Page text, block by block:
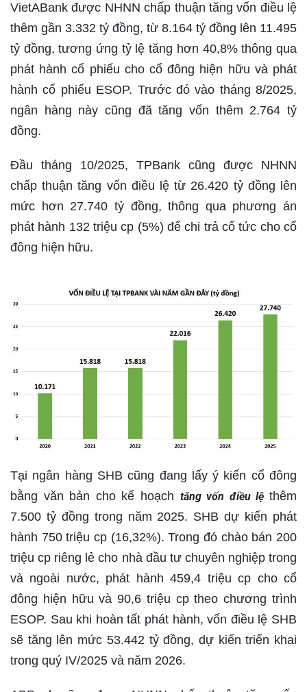
VietABank được NHNN chấp thuận tăng vốn điều lệ
thêm gần 3.332 tỷ đồng, từ 8.164 tỷ đồng lên 11.495
tỷ đồng, tương ứng tỷ lệ tăng hơn 40,8% thông qua
phát hành cổ phiếu cho cổ đông hiện hữu và phát
hành cổ phiếu ESOP. Trước đó vào tháng 8/2025,
ngân hàng này cũng đã tăng vốn thêm 2.764 tỷ
đồng.
Đầu tháng 10/2025, TPBank cũng được NHNN
chấp thuận tăng vốn điều lệ từ 26.420 tỷ đồng lên
mức hơn 27.740 tỷ đồng, thông qua phương án
phát hành 132 triệu cp (5%) để chi trả cổ tức cho cổ
đông hiện hữu.
Tại ngân hàng SHB cũng đang lấy ý kiến cổ đông
bằng văn bản cho kế hoạch tăng vốn điều lệthêm
7.500 tỷ đồng trong năm 2025. SHB dự kiến phát
hành 750 triệu cp (16,32%). Trong đó chào bán 200
triệu cp riêng lẻ cho nhà đầu tư chuyên nghiệp trong
và ngoài nước, phát hành 459,4 triệu cp cho cổ
đông hiện hữu và 90,6 triệu cp theo chương trình
ESOP. Sau khi hoàn tất phát hành, vốn điều lệ SHB
sẽ tăng lên mức 53.442 tỷ đồng, dự kiến triển khai
trong quý IV/2025 và năm 2026.